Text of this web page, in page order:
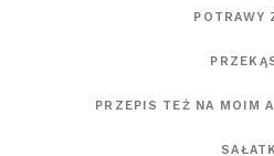
POTRAWY
PRZEPIS TEŻ NA MOIM